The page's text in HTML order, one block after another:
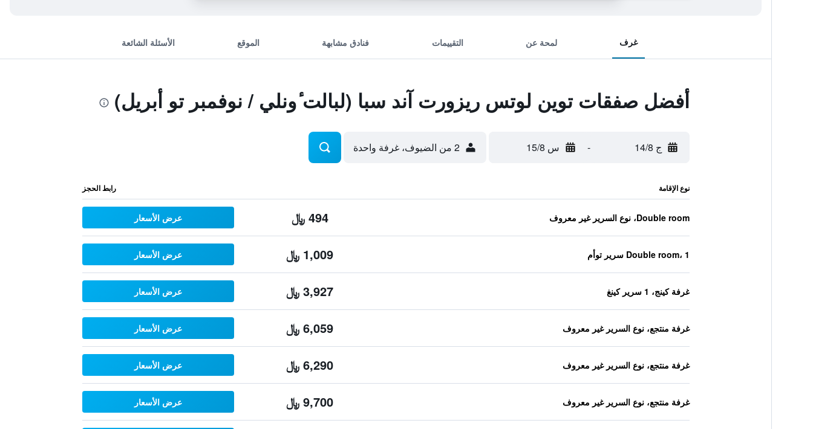
غرف لمحة عن التقييمات فنادق مشابهة الموقع الأسئلة الشائعة
أفضل صفقات توين لوتس ريزورت آند سبا (لبالت ٔونلي / نوفمبر تو أبريل)
ج 14/8 - س 15/8 2 من الضيوف، غرفة واحدة
نوع الإقامة رابط الحجز
Double room، نوع السرير غير معروف 494 ﷼ عرض الأسعار
Double room، 1 سرير توأم 1,009 ﷼ عرض الأسعار
غرفة كينج، 1 سرير كينغ 3,927 ﷼ عرض الأسعار
غرفة منتجع، نوع السرير غير معروف 6,059 ﷼ عرض الأسعار
غرفة منتجع، نوع السرير غير معروف 6,290 ﷼ عرض الأسعار
غرفة منتجع، نوع السرير غير معروف 9,700 ﷼ عرض الأسعار